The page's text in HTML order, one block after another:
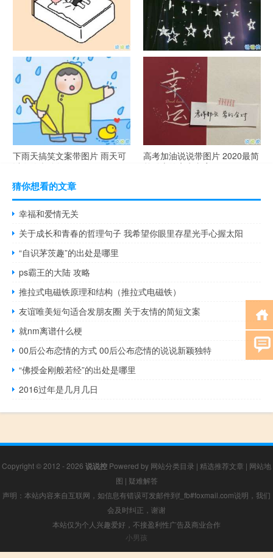
谐音梗土味情话大全带图片 油
腻搞笑的土味情话
很酷的霸气句子带图片 最新霸
气说说高冷范
下雨天搞笑文案带图片 雨天可
以发的幽默句子
高考加油说说带图片 2020最简
单励志的高考文案
猜你想看的文章
幸福和爱情无关
关于成长和青春的哲理句子 我希望你眼里存星光手心握太阳
“自识茅茨趣”的出处是哪里
ps霸王的大陆 攻略
推拉式电磁铁原理和结构（推拉式电磁铁）
友谊唯美短句适合发朋友圈 关于友情的简短文案
就nm离谱什么梗
00后公布恋情的方式 00后公布恋情的说说新颖独特
“佛授金刚般若经”的出处是哪里
2016过年是几月几日
Copyright © 2012 - 2026 说说控 Powered by 网站分类目录 | 精选推荐文章 | 网站地
图 | 疑难解答
声明：本站内容来自互联网，如信息有错误可发邮件到f_fb#foxmail.com说明，我们
会及时纠正，谢谢
本站仅为个人兴趣爱好，不接盈利性广告及商业合作
小男孩